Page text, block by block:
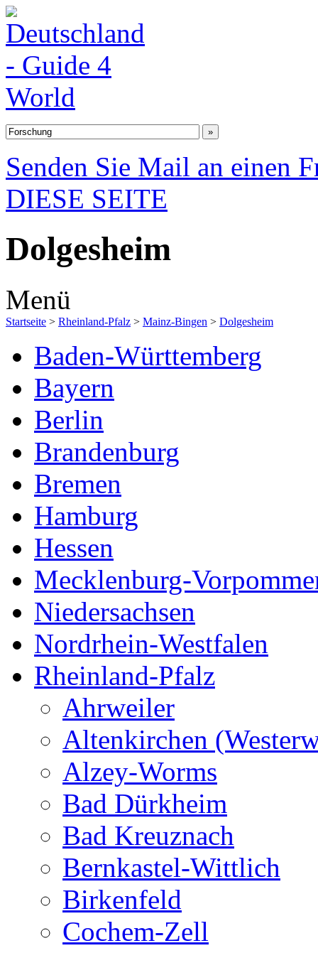
Senden Sie Mail an einen
DIESE SEITE
Dolgesheim
Menü
Startseite > Rheinland-Pfalz > Mainz-Bingen > Dolgesheim
Baden-Württemberg
Bayern
Berlin
Brandenburg
Bremen
Hamburg
Hessen
Mecklenburg-
Niedersachsen
Nordrhein-Westfalen
Rheinland-Pfalz
Ahrweiler
Altenkirchen
Alzey-Worms
Bad Dürkheim
Bad Kreuznach
Bernkastel-Wittlich
Birkenfeld
Cochem-Zell